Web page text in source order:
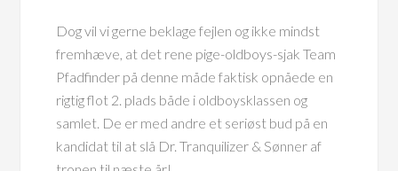
Dog vil vi gerne beklage fejlen og ikke mindst
fremhæve, at det rene pige-oldboys-sjak Team
Pfadfinder på denne måde faktisk opnåede en
rigtig flot 2. plads både i oldboysklassen og
samlet. De er med andre et seriøst bud på en
kandidat til at slå Dr. Tranquilizer & Sønner af